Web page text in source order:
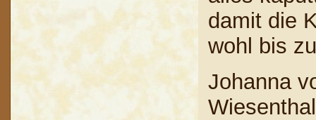
damit die
wohl bis
Johanna
Wiesenthal